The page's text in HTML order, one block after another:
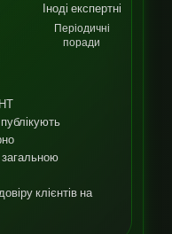
Іноді експертні
Періодичні
поради
загальною
клієнтів на